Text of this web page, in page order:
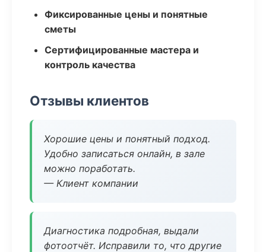
Фиксированные цены и понятные
сметы
Сертифицированные мастера и
контроль качества
Отзывы клиентов
Хорошие цены и понятный подход.
Удобно записаться онлайн, в зале
можно поработать.
— Клиент компании
Диагностика подробная, выдали
фотоотчёт. Исправили то, что другие